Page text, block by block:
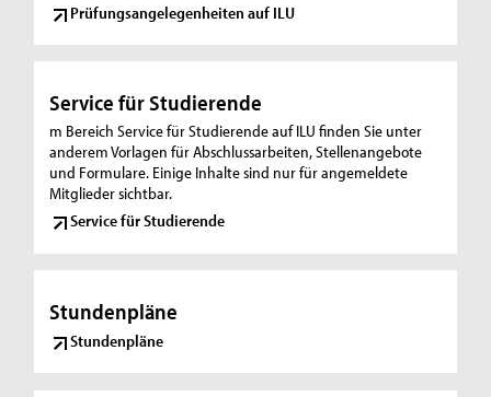
Prüfungsangelegenheiten auf ILU
Service für Studierende
m Bereich Service für Studierende auf ILU finden Sie unter
anderem Vorlagen für Abschlussarbeiten, Stellenangebote
und Formulare. Einige Inhalte sind nur für angemeldete
Mitglieder sichtbar.
Service für Studierende
Stundenpläne
Stundenpläne